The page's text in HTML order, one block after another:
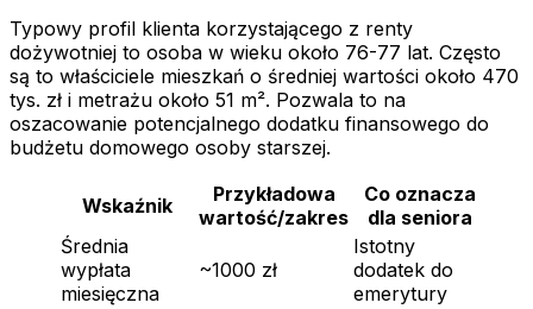
Typowy profil klienta korzystającego z renty
dożywotniej to osoba w wieku około 76-77 lat. Często
są to właściciele mieszkań o średniej wartości około 470
tys. zł i metrażu około 51 m². Pozwala to na
oszacowanie potencjalnego dodatku finansowego do
budżetu domowego osoby starszej.
Wskaźnik
Przykładowa
wartość/zakres
Co oznacza
dla seniora
Średnia
wypłata
miesięczna
~1000 zł
Istotny
dodatek do
emerytury